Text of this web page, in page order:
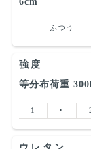
ふつう
強度
等分布荷重
1 ･